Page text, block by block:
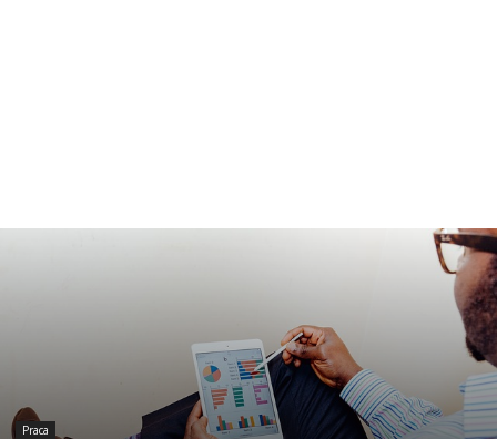
Praca